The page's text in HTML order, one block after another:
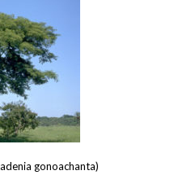
gonoachanta)